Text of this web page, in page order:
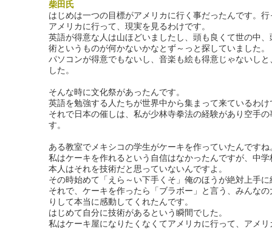
柴田氏
はじめは一つの目標がアメリカに行く事だったんです。
アメリカに行って、現実を見るわけです。
英語が得意な人は山ほどいましたし、頭も良くて世の中
術というものが何かないかなとず～っと探していました。
パソコンが得意でもないし、音楽も絵も得意じゃないし
した。
そんな時に文化祭があったんです。
英語を勉強する人たちが世界中から集まって来ているわ
それで日本の催しは、私が少林寺拳法の経験があり空手
す。
ある教室でメキシコの学生がケーキを作っていたんです
私はケーキを作れるという自信はなかったんですが、中
本人はそれを技術だと思っていないんですよ。
その時始めて「えら～い下手くそ」俺のほうが絶対上手
それで、ケーキを作ったら「ブラボー」と言う、みんな
りして本当に感動してくれたんです。
はじめて自分に技術があるという瞬間でした。
私はケーキ屋になりたくなくてアメリカに行って、アメ